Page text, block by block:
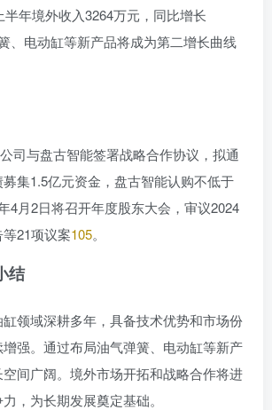
年境外收入3264万元，同比增长
、电动缸等新产品将成为第二增长曲线
司与盘古智能签署战略合作协议，拟通
集1.5亿元资金，盘古智能认购不低于
4月2日将召开年度股东大会，审议2024
21项议案105。
结
领域深耕多年，具备技术优势和市场份
强。通过布局油气弹簧、电动缸等新产
间广阔。境外市场开拓和战略合作将进
，为长期发展奠定基础。